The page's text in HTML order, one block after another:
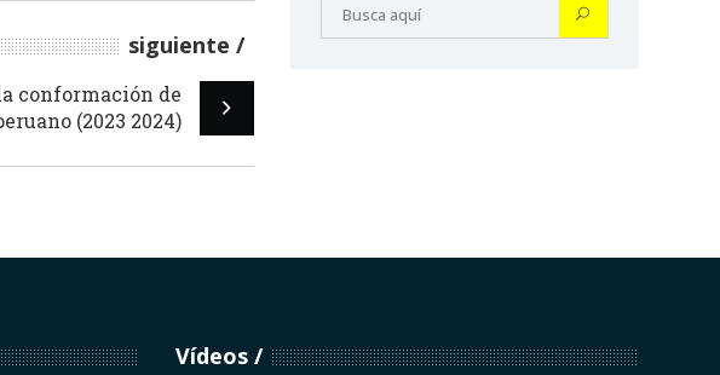
siguiente
conformación de
(2023 2024)
Vídeos